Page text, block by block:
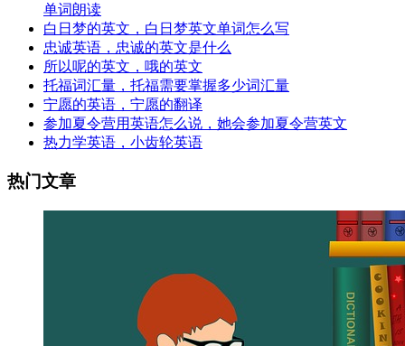
单词朗读
白日梦的英文，白日梦英文单词怎么写
忠诚英语，忠诚的英文是什么
所以呢的英文，哦的英文
托福词汇量，托福需要掌握多少词汇量
宁愿的英语，宁愿的翻译
参加夏令营用英语怎么说，她会参加夏令营英文
热力学英语，小齿轮英语
热门文章